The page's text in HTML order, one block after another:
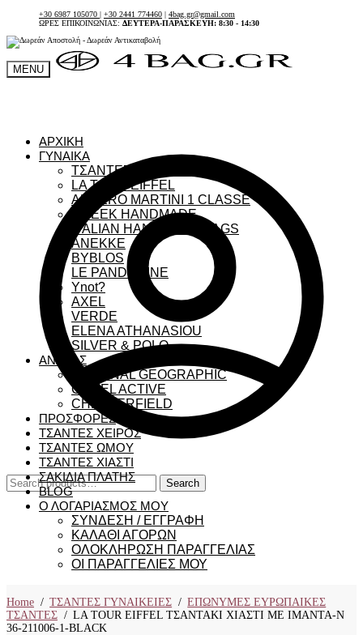
+30 6987 105070 | +30 2441 774460 | 4bag.gr@gmail.com
ΩΡΕΣ ΕΠΙΚΟΙΝΩΝΙΑΣ: ΔΕΥΤΕΡΑ-ΠΑΡΑΣΚΕΥΗ: 8:30 - 14:30
MENU
Search
for:
Search
ΑΡΧΙΚΗ
ΓΥΝΑΙΚΑ
ΤΣΑΝΤΕΣ ΓΥΝΑΙΚΕΙΕΣ
LA TOUR EIFFEL
ALVIERO MARTINI 1 CLASSE
GREEK HANDMADE
ITALIAN HANDMADE BAGS
ANEKKE
BYBLOS
LE PANDORINE
Ynot?
AXEL
VERDE
ELENA ATHANASIOU
SILVER & POLO
ΑΝΔΡΑΣ
NATIONAL GEOGRAPHIC
CAMEL ACTIVE
CHESTERFIELD
ΠΡΟΣΦΟΡΕΣ
ΤΣΑΝΤΕΣ ΧΕΙΡΟΣ
ΤΣΑΝΤΕΣ ΩΜΟΥ
ΤΣΑΝΤΕΣ ΧΙΑΣΤΙ
ΣΑΚΙΔΙΑ ΠΛΑΤΗΣ
BLOG
Ο ΛΟΓΑΡΙΑΣΜΟΣ ΜΟΥ
ΣΥΝΔΕΣΗ / ΕΓΓΡΑΦΗ
ΚΑΛΑΘΙ ΑΓΟΡΩΝ
ΟΛΟΚΛΗΡΩΣΗ ΠΑΡΑΓΓΕΛΙΑΣ
ΟΙ ΠΑΡΑΓΓΕΛΙΕΣ ΜΟΥ
Home / ΤΣΑΝΤΕΣ ΓΥΝΑΙΚΕΙΕΣ / ΕΠΩΝΥΜΕΣ ΕΥΡΩΠΑΙΚΕΣ
ΤΣΑΝΤΕΣ / LA TOUR EIFFEL ΤΣΑΝΤΑΚΙ ΧΙΑΣΤΙ ΜΕ ΙΜΑΝΤΑ-N
36-211006-1-BLACK